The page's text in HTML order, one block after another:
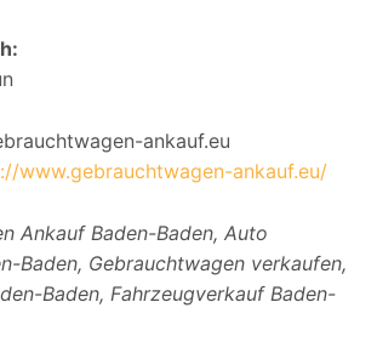
ankauf.eu
www.gebrauchtwagen-ankauf.eu/
Ankauf Baden-Baden, Auto
Baden, Gebrauchtwagen verkaufen,
Baden, Fahrzeugverkauf Baden-